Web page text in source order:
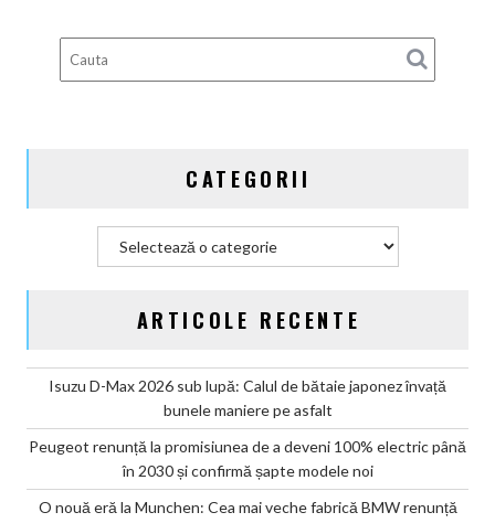
din
Germania
CATEGORII
ARTICOLE RECENTE
Isuzu D-Max 2026 sub lupă: Calul de bătaie japonez învață
bunele maniere pe asfalt
Peugeot renunță la promisiunea de a deveni 100% electric până
în 2030 și confirmă șapte modele noi
O nouă eră la Munchen: Cea mai veche fabrică BMW renunță